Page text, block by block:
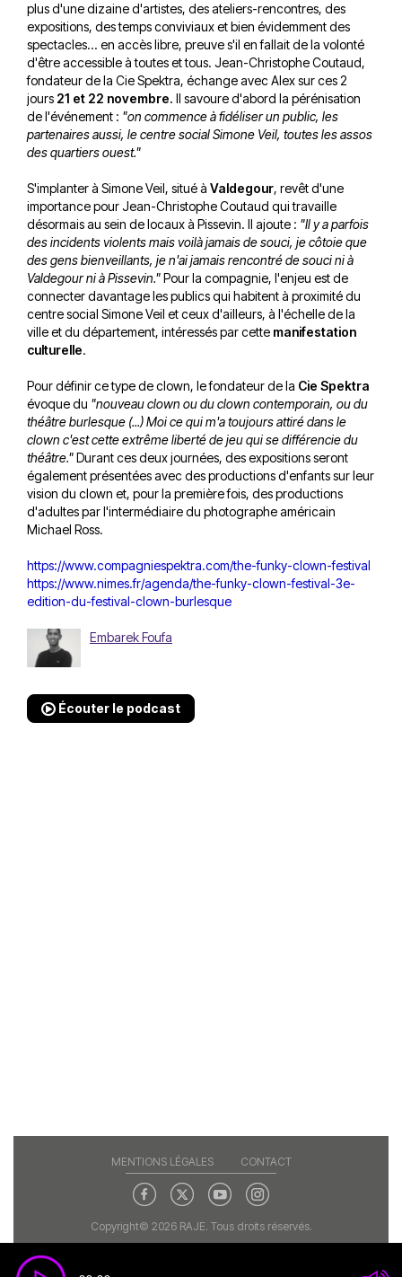
plus d'une dizaine d'artistes, des ateliers-rencontres, des
expositions, des temps conviviaux et bien évidemment des
spectacles... en accès libre, preuve s'il en fallait de la volonté
d'être accessible à toutes et tous. Jean-Christophe Coutaud,
fondateur de la Cie Spektra, échange avec Alex sur ces 2
jours 21 et 22 novembre. Il savoure d'abord la pérénisation
de l'événement : "on commence à fidéliser un public, les
partenaires aussi, le centre social Simone Veil, toutes les assos
des quartiers ouest."
S'implanter à Simone Veil, situé à Valdegour, revêt d'une
importance pour Jean-Christophe Coutaud qui travaille
désormais au sein de locaux à Pissevin. Il ajoute : "Il y a parfois
des incidents violents mais voilà jamais de souci, je côtoie que
des gens bienveillants, je n'ai jamais rencontré de souci ni à
Valdegour ni à Pissevin."Pour la compagnie, l'enjeu est de
connecter davantage les publics qui habitent à proximité du
centre social Simone Veil et ceux d'ailleurs, à l'échelle de la
ville et du département, intéressés par cette manifestation
culturelle.
Pour définir ce type de clown, le fondateur de la Cie Spektra
évoque du "nouveau clown ou du clown contemporain, ou du
théâtre burlesque (...) Moi ce qui m'a toujours attiré dans le
clown c'est cette extrême liberté de jeu qui se différencie du
théâtre."Durant ces deux journées, des expositions seront
également présentées avec des productions d'enfants sur leur
vision du clown et, pour la première fois, des productions
d'adultes par l'intermédiaire du photographe américain
Michael Ross.
https://www.compagniespektra.com/the-funky-clown-festival
https://www.nimes.fr/agenda/the-funky-clown-festival-3e-
edition-du-festival-clown-burlesque
Embarek Foufa
Écouter le podcast
MENTIONS LÉGALES CONTACT
Copyright© 2026 RAJE. Tous droits réservés.